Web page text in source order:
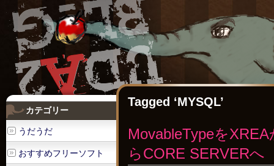
Tagged ‘MYSQL’
MovableTypeをXREA
らCORE SERVERへ
カテゴリー
うだうだ
おすすめフリーソフト